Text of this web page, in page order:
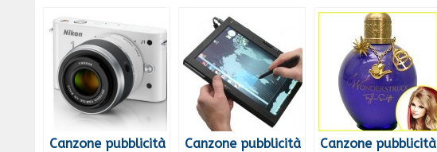
Canzone pubblicità
Canzone pubblicità
Canzone pubblicità